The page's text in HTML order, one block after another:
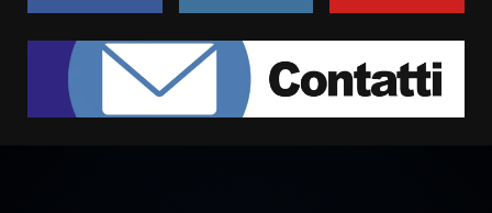
1
La Banda Città di Fasano apre
ufficialmente la Festa di
Savelletri
8 Agosto 2026 11:00